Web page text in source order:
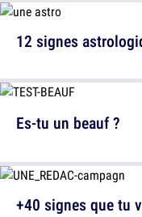
12 signes
Es-tu un beauf ?
+40 signes que tu